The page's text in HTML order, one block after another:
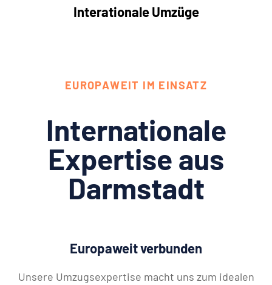
Interationale Umzüge
EUROPAWEIT IM EINSATZ
Internationale
Expertise aus
Darmstadt
Europaweit verbunden
Unsere Umzugsexpertise macht uns zum idealen